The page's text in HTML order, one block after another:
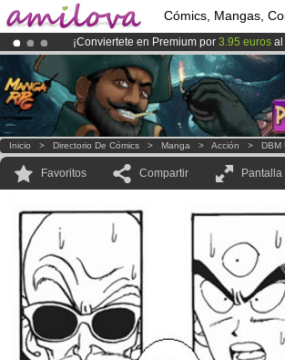
Cómics, Mangas,
¡Conviertete en Premium por 3.95 euros al
¡Ya tenemos 100000miembrosy 1000
El Kickstarter Amilova está desormado
Inicio > Directorio De Cómics > Manga > Acción > DBM
Favoritos Compartir